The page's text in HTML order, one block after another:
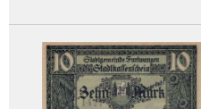
Orte mit P...
Orte mit Q...